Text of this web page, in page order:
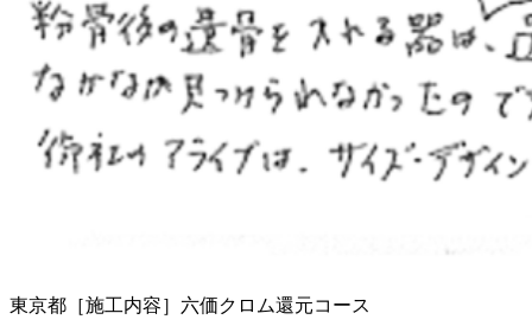
東京都［施工内容］六価クロム還元コース